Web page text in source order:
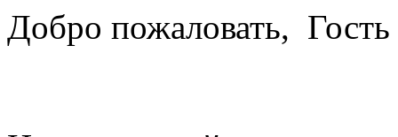
Добро пожаловать, Гость